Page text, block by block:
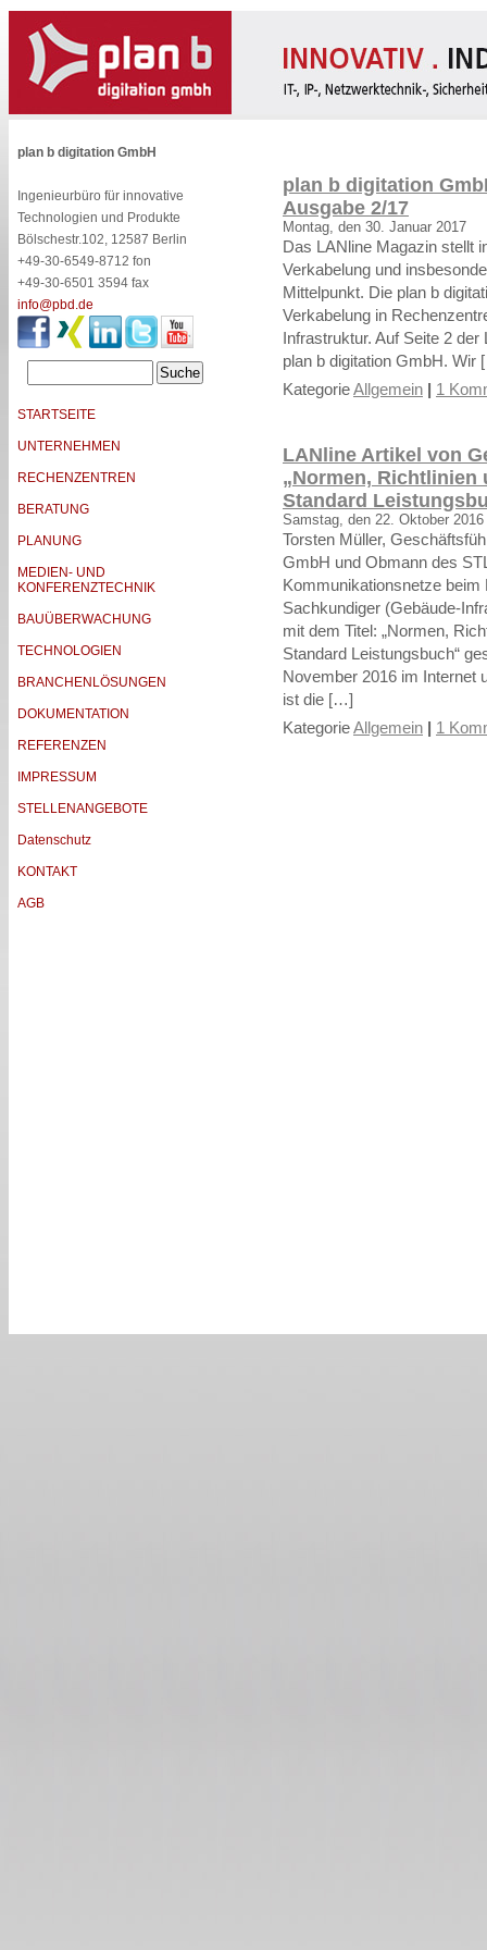
plan b digitation GmbH
Ingenieurbüro für innovative
Technologien und Produkte
Bölschestr.102, 12587 Berlin
+49-30-6549-8712 fon
+49-30-6501 3594 fax
info@pbd.de
STARTSEITE
UNTERNEHMEN
RECHENZENTREN
BERATUNG
PLANUNG
MEDIEN- UND
KONFERENZTECHNIK
BAUÜBERWACHUNG
TECHNOLOGIEN
BRANCHENLÖSUNGEN
DOKUMENTATION
REFERENZEN
IMPRESSUM
STELLENANGEBOTE
Datenschutz
KONTAKT
AGB
plan b digitation
Ausgabe 2/17
Montag, den 30. Januar 2017
Das LANline Magazin stellt
Verkabelung und
Mittelpunkt. Die plan b
Verkabelung in
Infrastruktur. Auf Seite 2
plan b digitation GmbH. Wir
KategorieAllgemein | 1
LANline Artikel von
„Normen, Richtlinien
Standard
Samstag, den 22. Oktober 2016
Torsten Müller,
GmbH und Obmann des
Kommunikationsnetze
Sachkundiger (Gebäude-
mit dem Titel: „Normen,
Standard Leistungsbuch“
November 2016 im Internet
ist die […]
KategorieAllgemein | 1